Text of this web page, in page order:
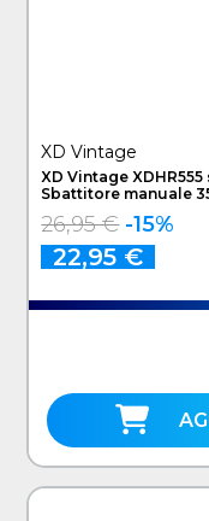
XD Vintage
XD Vintage
Sbattitore manuale
26,95 € -15%
22,95 €